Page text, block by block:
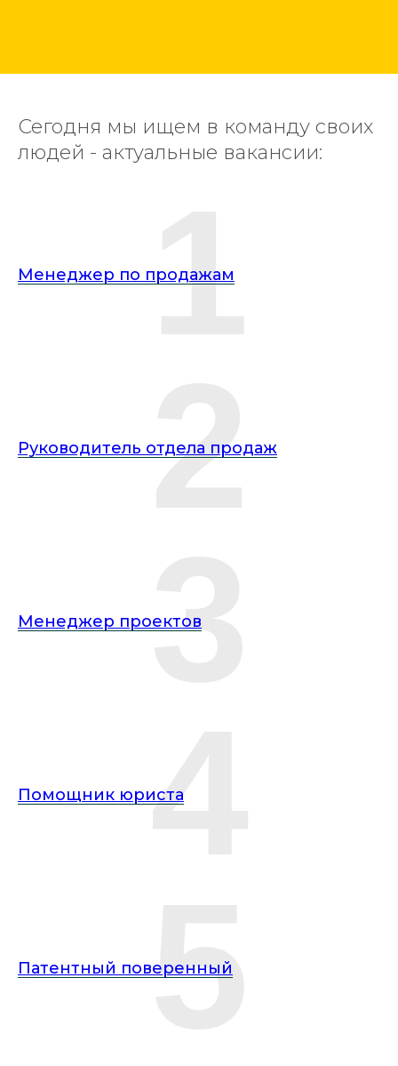
Сегодня мы ищем в команду своих
людей - актуальные вакансии:
Менеджер по продажам
1
Руководитель отдела продаж
2
Менеджер проектов
3
Помощник юриста
4
Патентный поверенный
5